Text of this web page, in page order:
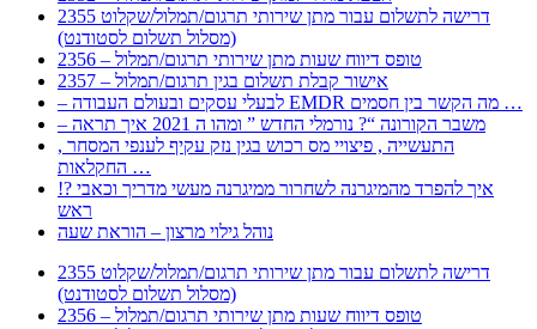
2355 דרישה לתשלום עבור מתן שירותי תרגום/תמלול/שקלוט
(מסלול תשלום לסטודנט)
2356 – טופס דיווח שעות מתן שירותי תרגום/תמלול
2357 – אישור קבלת תשלום בגין תרגום/תמלול
– לבעלי עסקים ובעולם העבודה EMDR מה הקשר בין חסמים …
– משבר הקורונה “? נורמלי החדש ” ומהו ה 2021 איך תראה
, התעשייה , פיצויי מס רכוש בגין נזק עקיף לענפי המסחר
החקלאות …
!? איך להפרד מהמיגרנה לשחרור ממיגרנה מעשי מדריך וכאבי
ראש
נוהל גילוי מרצון – הוראת שעה
2355 דרישה לתשלום עבור מתן שירותי תרגום/תמלול/שקלוט
(מסלול תשלום לסטודנט)
2356 – טופס דיווח שעות מתן שירותי תרגום/תמלול